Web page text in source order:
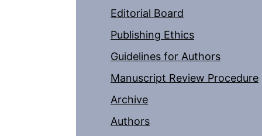
Editorial Board
Publishing Ethics
Guidelines for Authors
Manuscript Review Procedure
Archive
Authors